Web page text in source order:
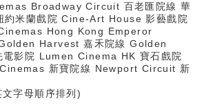
Broadway Circuit 百老匯院線 華
約米蘭戲院 Cine-Art House 影藝戲院
Hong Kong Emperor
Harvest 嘉禾院線 Golden
影院 Lumen Cinema HK 寶石戲院
新寶院線 Newport Circuit 新
字母順序排列)